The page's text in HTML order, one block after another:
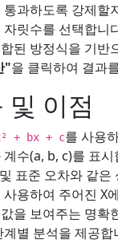
과하도록 강제할
릿수를 선택합니
된 방정식을 기반
"을 클릭하여 결과
및 이점
+ bx + c를 사용
수(a, b, c)를 표시
표준 오차와 같
용하여 주어진 X
을 보여주는 명확
별 분석을 제공합